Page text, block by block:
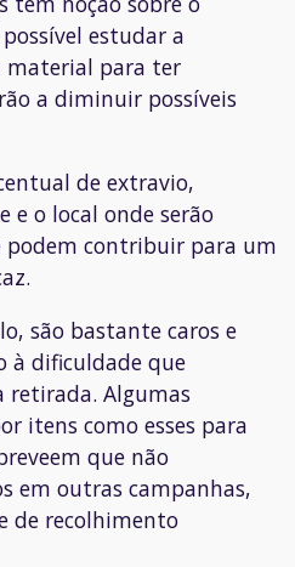
estudar a
material para ter
a diminuir possíveis
de extravio,
e o local onde serão
podem contribuir para um
são bastante caros e
à dificuldade que
retirada. Algumas
itens como esses para
que não
em outras campanhas,
de recolhimento